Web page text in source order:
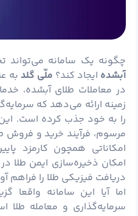
چگونه یک سامانه می‌تواند
آبشده ایجاد کند؟ ملّی گلد به‌
در معاملات طلای آبشده،
زمینه ارائه می‌دهد که
را به خود جذب کرده است.
مرسوم، فرآیند خرید و فروش
امکاناتی همچون کارمزد
امکان ذخیره‌سازی ایمن
دریافت فیزیکی طلا را فراهم
اما آیا این سامانه واقعا
سرمایه‌گذاری و معامله طلا